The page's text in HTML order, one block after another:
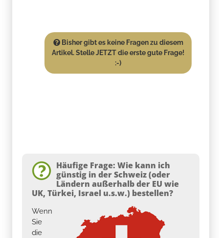
Bisher gibt es keine Fragen zu diesem
Artikel. Stelle JETZT die erste gute Frage!
:-)
Häufige Frage: Wie kann ich
günstig in der Schweiz (oder
Ländern außerhalb der EU wie
UK, Türkei, Israel u.s.w.) bestellen?
Wenn
Sie
die